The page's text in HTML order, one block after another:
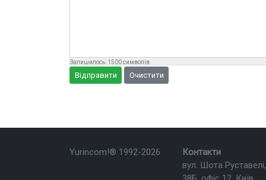
Залишилось: 1500символів
Відправити Очистити
Yurincom!® 1992-2026
Контакти
вул. Шота Руставелі,